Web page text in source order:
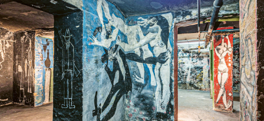
Stellenangebote Newsletter Presse
Nachhaltigkeit Kontakt
Digitale Sammlungen Exil-Archive